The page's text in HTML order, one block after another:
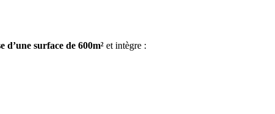
surface de 600m² et intègre :